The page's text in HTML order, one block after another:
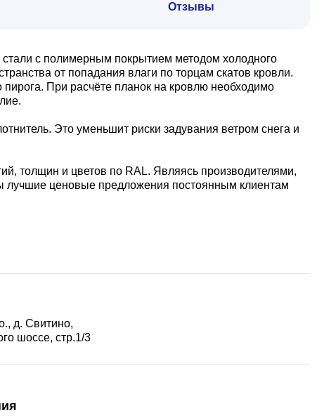
Отзывы
с полимерным покрытием методом холодного
от попадания влаги по торцам скатов кровли.
При расчёте планок на кровлю необходимо
Это уменьшит риски задувания ветром снега и
толщин и цветов по RAL. Являясь производителями,
лучшие ценовые предложения постоянным клиентам
д. Свитино,
шоссе, стр.1/3